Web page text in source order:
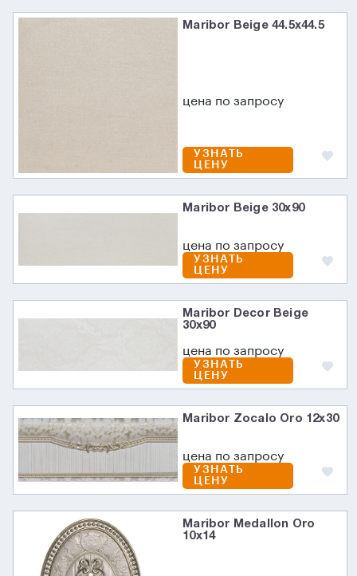
Maribor Beige 44.5x44.5
цена по запросу
УЗНАТЬ
ЦЕНУ
Maribor Beige 30x90
цена по запросу
УЗНАТЬ
ЦЕНУ
Maribor Decor Beige
30x90
цена по запросу
УЗНАТЬ
ЦЕНУ
Maribor Zocalo Oro 12x30
цена по запросу
УЗНАТЬ
ЦЕНУ
Maribor Medallon Oro
10x14